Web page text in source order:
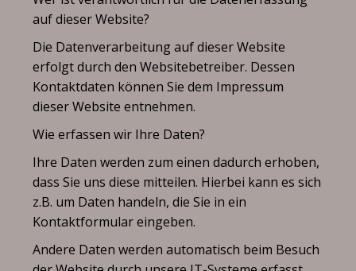
auf dieser Website?
Die Datenverarbeitung auf dieser Website
erfolgt durch den Websitebetreiber. Dessen
Kontaktdaten können Sie dem Impressum
dieser Website entnehmen.
Wie erfassen wir Ihre Daten?
Ihre Daten werden zum einen dadurch erhoben,
dass Sie uns diese mitteilen. Hierbei kann es sich
z.B. um Daten handeln, die Sie in ein
Kontaktformular eingeben.
Andere Daten werden automatisch beim Besuch